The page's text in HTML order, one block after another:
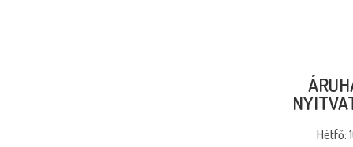
Hétfő: